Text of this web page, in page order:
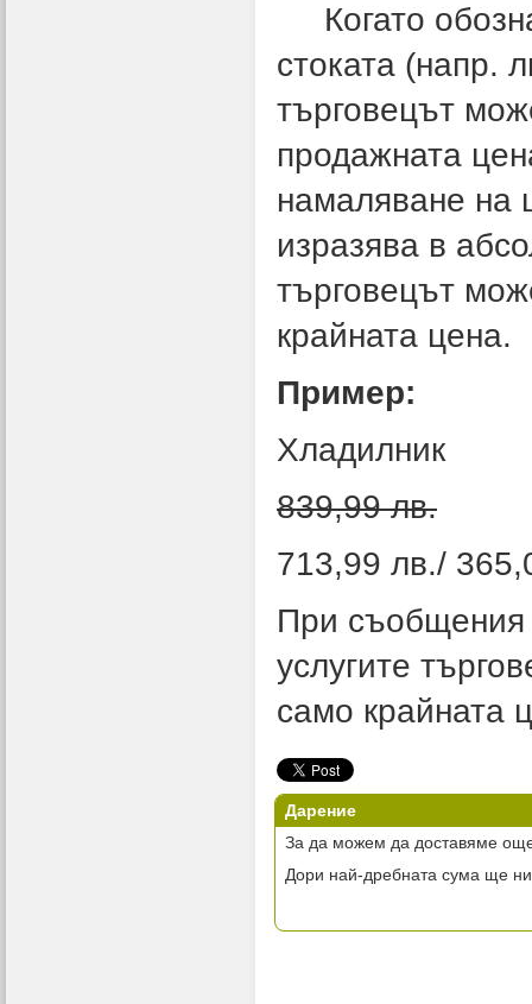
Когато
стоката (напр.
търговецът
продажната
намаляване на
изразява в
търговецът
крайната цена.
Пример:
Хладилник
839,99 лв.
713,99 лв./
При съобщения
услугите
само крайната
Дарение
За да можем да доставяме
Дори най-дребната сума ще